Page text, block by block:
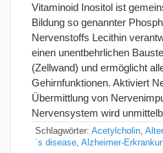
Vitaminoid Inositol ist
Bildung so genannter
Nervenstoffs Lecithin
einen unentbehrlichen
(Zellwand) und ermöglicht
Gehirnfunktionen. Aktiviert
Übermittlung von
Nervensystem wird
Schlagwörter: Acetylcholin
´s disease Alzheimer-